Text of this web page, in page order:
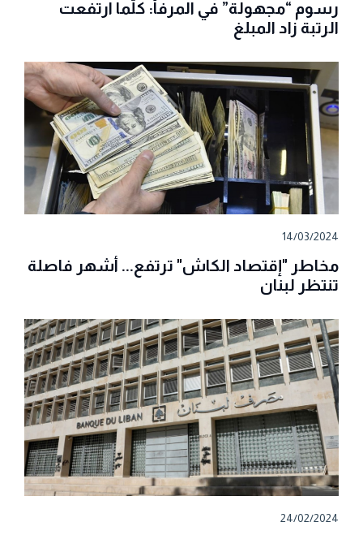
رسوم “مجهولة” في المرفأ: كلّما ارتفعت
الرتبة زاد المبلغ
14/03/2024
مخاطر "إقتصاد الكاش" ترتفع... أشهر فاصلة
تنتظر لبنان
24/02/2024